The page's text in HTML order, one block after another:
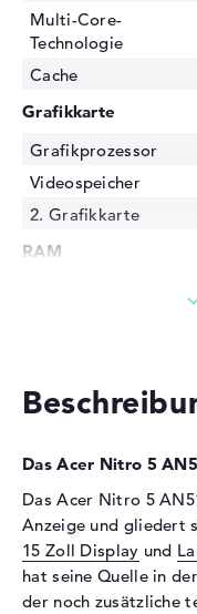
Multi-Core-
Technologie
Cache
Grafikkarte
Grafikprozessor
Videospeicher
2. Grafikkarte
RAM
Technologie
Schnittstelle
Optische Speicher
Laufwerks-Typ
Das Acer Nitro 5
Das Acer Nitro 5
Anzeige und gliedert
15 Zoll Display und
hat seine Quelle in
der noch zusätzliche